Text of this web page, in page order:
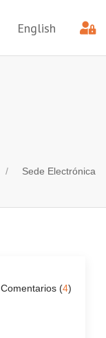
English
Sede Electrónica
Comentarios (4)